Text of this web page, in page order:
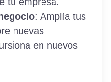
: Amplía tus
nuevas
en nuevos